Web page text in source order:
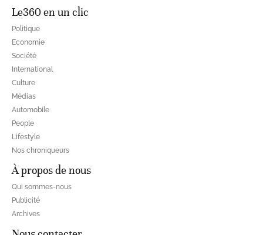
Le360 en un clic
Politique
Economie
Société
International
Culture
Médias
Automobile
People
Lifestyle
Nos chroniqueurs
À propos de nous
Qui sommes-nous
Publicité
Archives